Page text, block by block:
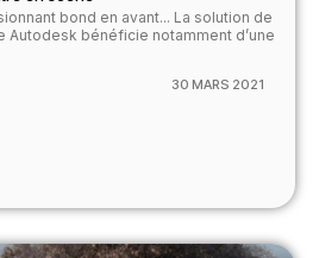
bond en avant... La solution de
Autodesk bénéficie notamment d’une
30 MARS 2021